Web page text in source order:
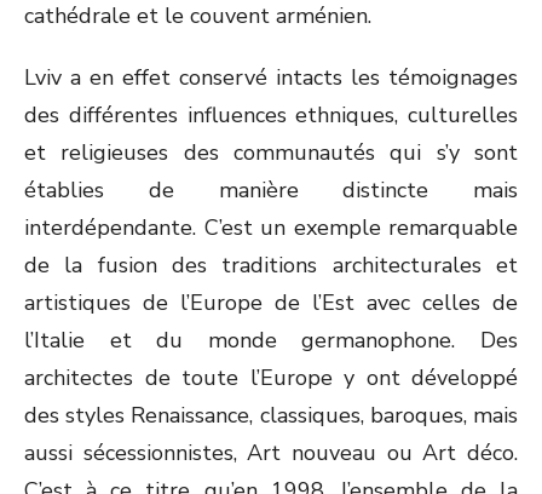
cathédrale et le couvent arménien.
Lviv a en effet conservé intacts les témoignages
des différentes influences ethniques, culturelles
et religieuses des communautés qui s’y sont
établies de manière distincte mais
interdépendante. C’est un exemple remarquable
de la fusion des traditions architecturales et
artistiques de l’Europe de l’Est avec celles de
l’Italie et du monde germanophone. Des
architectes de toute l’Europe y ont développé
des styles Renaissance, classiques, baroques, mais
aussi sécessionnistes, Art nouveau ou Art déco.